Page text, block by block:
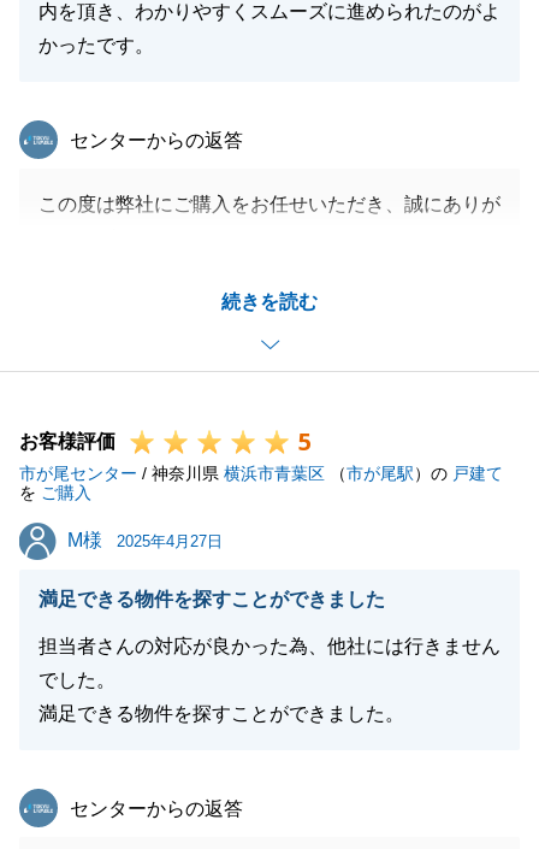
内を頂き、わかりやすくスムーズに進められたのがよ
かったです。
続きを読む
東急リバブル
センターからの返答
この度は弊社にご購入をお任せいただき、誠にありが
寧なご案内を評価いただけたことは大変励みになりま
今後はより一層知識と経験を積み重ね、お客様に安心
今後も不動産に関して、なにかお困り事等ございまし
たら、お気軽にお申し付けください。
引き続きよろしくお願いいたします。
閉じる
お客様評価 5
市が尾センター / 神奈川県 横浜市青葉区 （市が尾駅）の 戸建て
を ご購入
M様
M様 2025年4月27日
満足できる物件を探すことができました
担当者さんの対応が良かった為、他社には行きません
でした。
満足できる物件を探すことができました。
東急リバブル
センターからの返答